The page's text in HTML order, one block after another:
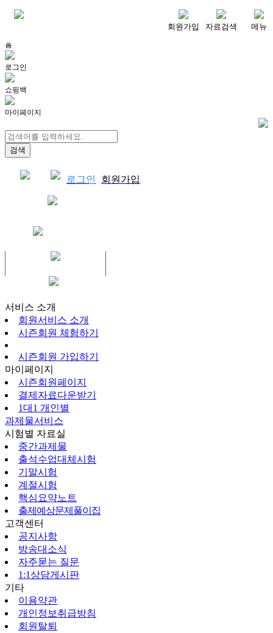
회원가입 자료검색 메뉴
홈
로그인
쇼핑백
마이페이지
로그인 회원가입
서비스 소개
회원서비스 소개
시즌회원 체험하기
시즌회원 가입하기
마이페이지
시즌회원페이지
결제자료다운받기
1대1 개인별
과제물서비스
시험별 자료실
중간과제물
출석수업대체시험
기말시험
계절시험
핵심요약노트
출제예상문제풀이집
고객센터
공지사항
방송대소식
자주묻는 질문
1:1상담게시판
기타
이용약관
개인정보취급방침
회원탈퇴